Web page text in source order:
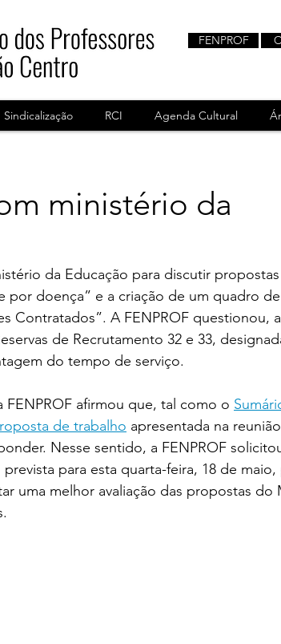
FENPROF
Sindicalização RCI Agenda Cultural
ministério da
da Educação para discutir propostas
por doença” e a criação de um quadro
Contratados”. A FENPROF questionou,
de Recrutamento 32 e 33,
do tempo de serviço.
afirmou que, tal como o
de trabalho apresentada na
Nesse sentido, a FENPROF
para esta quarta-feira, 18 de maio,
uma melhor avaliação das propostas do